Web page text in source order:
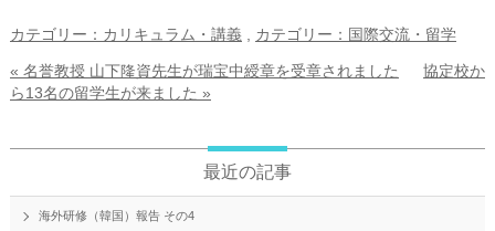
カテゴリー：カリキュラム・講義 カテゴリー：国際交流・留学
« 名誉教授 山下隆資先生が瑞宝中綬章を受章されました
協定校か
ら13名の留学生が来ました »
最近の記事
海外研修（韓国）報告 その4